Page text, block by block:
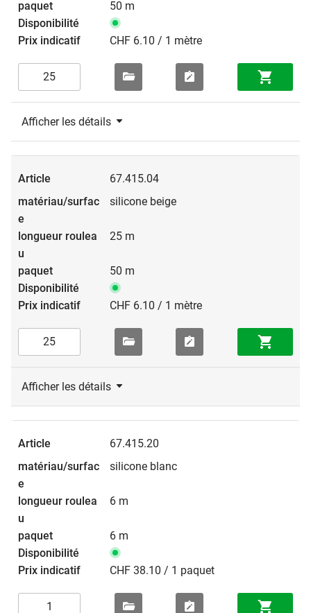
50 m
CHF 6.10 / 1 mètre
Afficher les détails
67.415.04
silicone beige
25 m
50 m
CHF 6.10 / 1 mètre
Afficher les détails
67.415.20
silicone blanc
6 m
6 m
CHF 38.10 / 1 paquet